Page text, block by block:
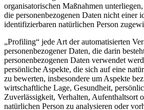
organisatorischen Maßnahmen
die personenbezogenen Daten nicht einer
identifizierbaren natürlichen Person
„Profiling“ jede Art der automatisierten
personenbezogener Daten, die darin
personenbezogenen Daten verwendet
persönliche Aspekte, die sich auf eine
zu bewerten, insbesondere um Aspekte
wirtschaftliche Lage, Gesundheit,
Zuverlässigkeit, Verhalten, Aufenthaltsort
natürlichen Person zu analysieren oder